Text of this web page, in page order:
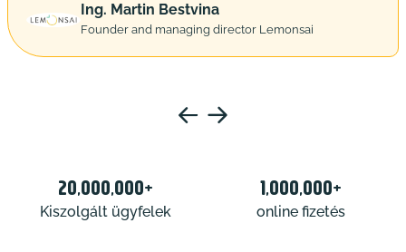
Ing. Martin Bestvina
Founder and managing director Lemonsai
20,000,000+
Kiszolgált ügyfelek
1,000,000+
online fizetés